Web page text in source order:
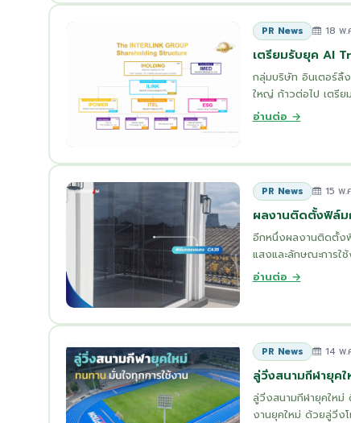
PR News 18 พ
เตรียมรับยุค AI
กลุ่มบริษัท อินเตอร์ลิ้
ใหญ่ ก้าวต่อไป เตรี
อ่านต่อ →
PR News 15 พ
ผลงานติดตั้งฟิล์ม
อีกหนึ่งผลงานติดตั้งฟิ
แสงและลักษณะการใ
อ่านต่อ →
PR News 14 พ
ลู่วิ่งสนามกีฬายุค
ลู่วิ่งสนามกีฬายุคใหม่
งานยุคใหม่ ด้วยลู่วิ่งโ